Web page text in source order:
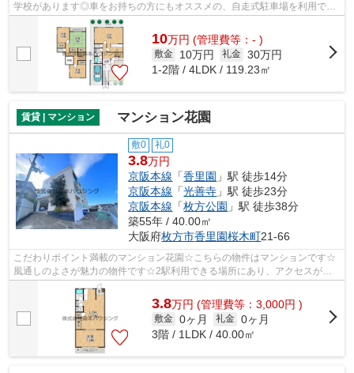
学校があります◎車をお持ちの方にもオススメの、自走式駐車場を利用でき
る物件です◎様々な場所へのアクセスがし...
10万円 (管理費等：- )
敷金 10万円 礼金 30万円
1-2階 / 4LDK / 119.23㎡
賃貸 | マンション マンション花園
敷0 礼0
3.8万円
京阪本線 「香里園 」駅 徒歩14分
京阪本線 「光善寺 」駅 徒歩23分
京阪本線 「枚方公園 」駅 徒歩38分
築55年 / 40.00㎡
大阪府枚方市香里園桜木町21-66
こだわりポイント満載のマンション花園☆こちらの物件はマンションです☆
風通しのよさが魅力の物件です☆2駅利用できる場所にあり、アクセスが便
利です☆当社スタッフが地域の賃貸情報をご...
3.8万円 (管理費等：3,000円 )
敷金 0ヶ月 礼金 0ヶ月
3階 / 1LDK / 40.00㎡